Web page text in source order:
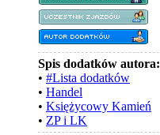
Spis dodatków autora:
• #Lista dodatków
• Handel
• Księżycowy Kamień
• ZP i LK